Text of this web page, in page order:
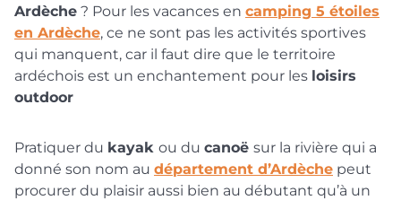
Ardèche ? Pour les vacances en camping 5 étoiles
en Ardèche, ce ne sont pas les activités sportives
qui manquent, car il faut dire que le territoire
ardéchois est un enchantement pour les loisirs
outdoor
Pratiquer du kayak ou du canoë sur la rivière qui a
donné son nom au département d’Ardèche peut
procurer du plaisir aussi bien au débutant qu’à un